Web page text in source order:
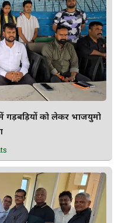
गड़बड़ियों को लेकर भाजयुमो